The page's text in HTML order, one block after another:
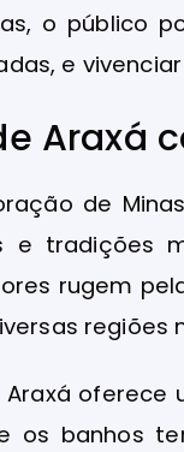
o público
e
Araxá
de
e tradições
rugem
Araxá
os banhos